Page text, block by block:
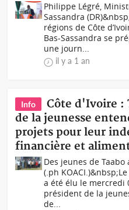
Philippe Légré,
Sassandra
régions de Côte
Bas-Sassandra se
une journ...
il y a 1 an
Info
Côte d'Ivoire :
de la jeunesse
projets pour leur
financière et
Des jeunes de
(.ph
a été élu le mercredi
président de la
de...